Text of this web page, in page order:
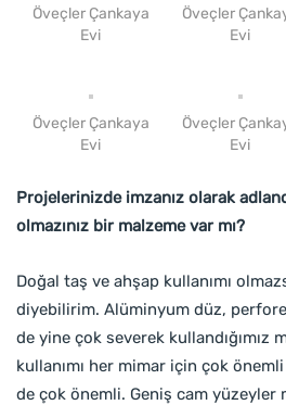
Öveçler Çankaya
Evi
Öveçler
Evi
Öveçler Çankaya
Evi
Öveçler
Evi
Projelerinizde imzanız olarak
olmazınız bir malzeme var mı?
Doğal taş ve ahşap kullanımı
diyebilirim. Alüminyum düz,
de yine çok severek kullandığımız
kullanımı her mimar için çok
de çok önemli. Geniş cam yüzeyler